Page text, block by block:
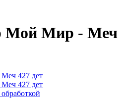
Мой Мир - Меч